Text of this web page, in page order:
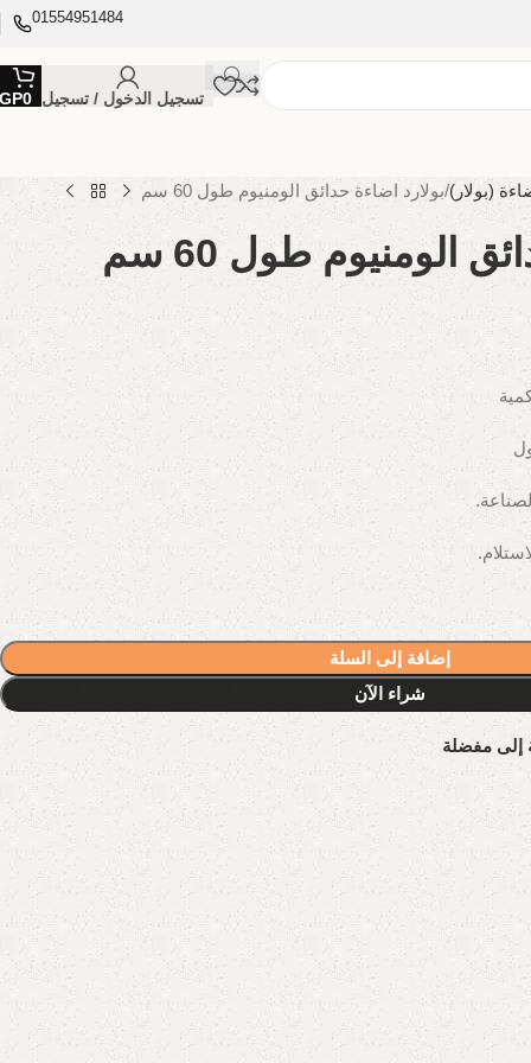
01554951484
تسجيل الدخول / تسجيل 0
(بولار) بولارد اضاءة حدائق الومنيوم طول 60 سم
الومنيوم طول 60 سم
إضافة إلى السلة
شراء الآن
إلى مفضلة